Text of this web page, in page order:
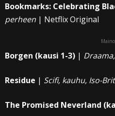
Bookmarks: Celebrating
perheen | Netflix Original
Borgen (kausi 1-3) |
Residue | Scifi, kauhu, Iso-
The Promised Neverland